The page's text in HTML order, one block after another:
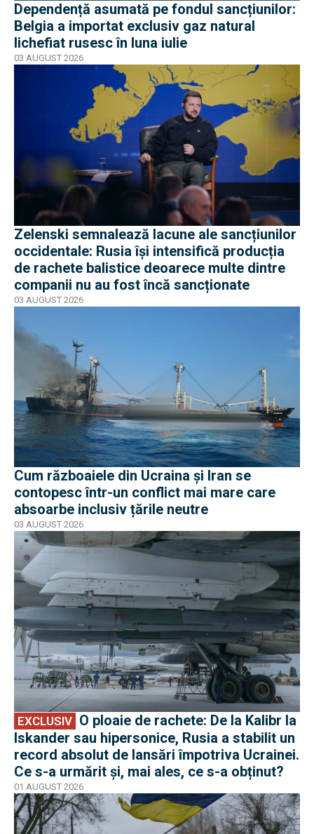
Dependență asumată pe fondul sancțiunilor:
Belgia a importat exclusiv gaz natural
lichefiat rusesc în luna iulie
03 AUGUST 2026
Zelenski semnalează lacune ale sancțiunilor
occidentale: Rusia își intensifică producția
de rachete balistice deoarece multe dintre
companii nu au fost încă sancționate
03 AUGUST 2026
Cum războaiele din Ucraina și Iran se
contopesc într-un conflict mai mare care
absoarbe inclusiv țările neutre
03 AUGUST 2026
EXCLUSIV
EXCLUSIV
Iskander sau hipersonice, Rusia a stabilit un
record absolut de lansări împotriva Ucrainei.
Ce s-a urmărit și, mai ales, ce s-a obținut?
01 AUGUST 2026